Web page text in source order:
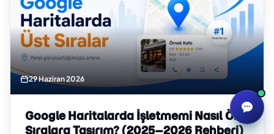
29 Haziran 2026
Google Haritalarda İşletmemi Nasıl Ön
Sıralara Taşırım? (2025–2026 Rehberi)